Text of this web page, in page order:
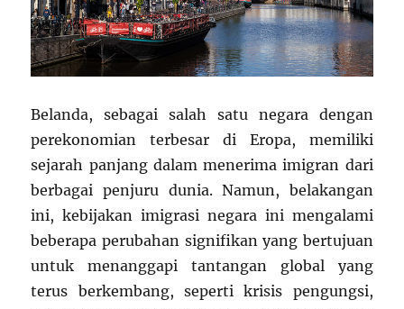
Belanda, sebagai salah satu negara dengan
perekonomian terbesar di Eropa, memiliki
sejarah panjang dalam menerima imigran dari
berbagai penjuru dunia. Namun, belakangan
ini, kebijakan imigrasi negara ini mengalami
beberapa perubahan signifikan yang bertujuan
untuk menanggapi tantangan global yang
terus berkembang, seperti krisis pengungsi,